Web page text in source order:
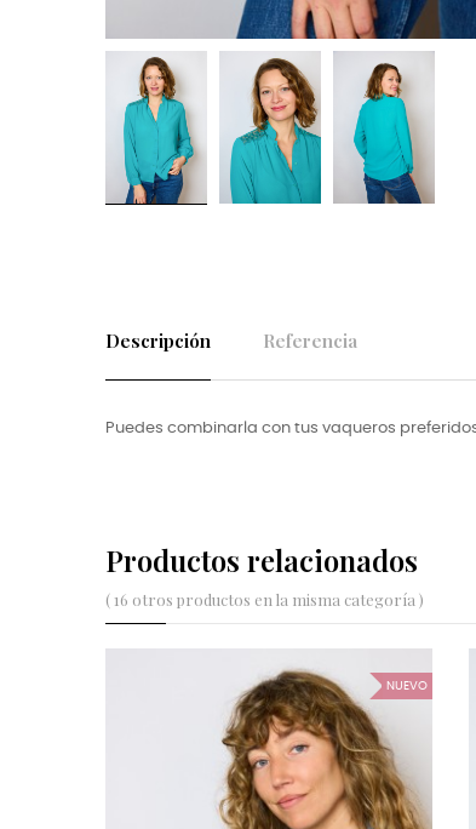
Descripción Referencia
Puedes combinarla con tus vaqueros
Productos relacionados
( 16 otros productos en la misma categoría )